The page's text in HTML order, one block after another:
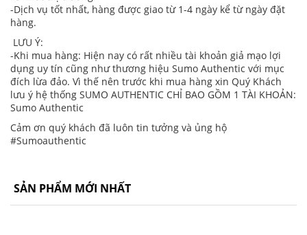
-Dịch vụ tốt nhất, hàng được giao từ 1-4 ngày kể từ ngày đặt
hàng.
LƯU Ý:
-Khi mua hàng: Hiện nay có rất nhiều tài khoản giả mạo lợi
dụng uy tín cũng như thương hiệu Sumo Authentic với mục
đích lừa đảo. Vì thế nên trước khi mua hàng xin Quý Khách
lưu ý hệ thống SUMO AUTHENTIC CHỈ BAO GỒM 1 TÀI KHOẢN:
Sumo Authentic
Cảm ơn quý khách đã luôn tin tưởng và ủng hộ
#Sumoauthentic
SẢN PHẨM MỚI NHẤT